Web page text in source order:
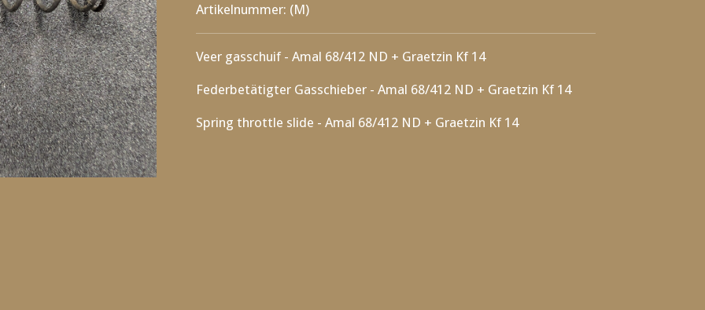
Artikelnummer: (M)
Veer gasschuif - Amal 68/412 ND + Graetzin Kf 14
Federbetätigter Gasschieber - Amal 68/412 ND + Graetzin Kf 14
Spring throttle slide - Amal 68/412 ND + Graetzin Kf 14